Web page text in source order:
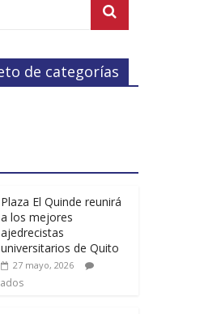
de categorías
Plaza El Quinde reunirá
a los mejores
ajedrecistas
universitarios de Quito
27 mayo, 2026